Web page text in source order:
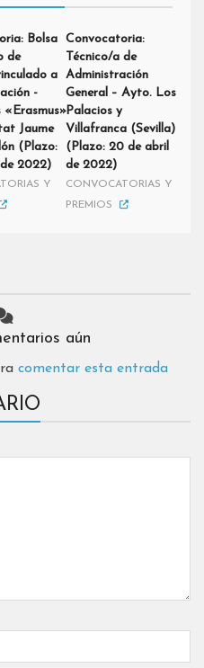
Bolsa
de
a
-
«Erasmus»
Jaume
(Plazo:
2022)
Y
Convocatoria:
Técnico/a de
Administración
General – Ayto. Los
Palacios y
Villafranca (Sevilla)
(Plazo: 20 de abril
de 2022)
CONVOCATORIAS Y
PREMIOS
aún
comentar esta entrada